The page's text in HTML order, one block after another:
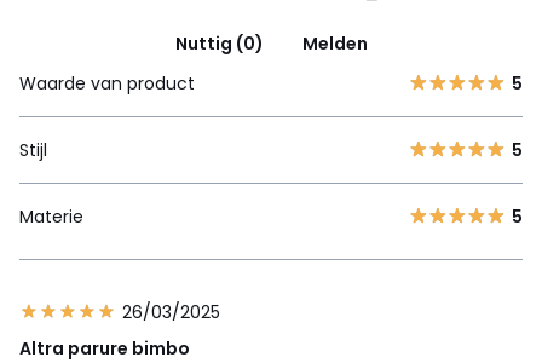
Nuttig (0)
Melden
Waarde van product
5
Stijl 5
Materie 5
26/03/2025
Altra parure bimbo